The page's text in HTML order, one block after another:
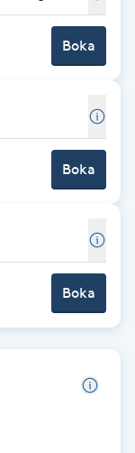
Boka
Boka
Boka